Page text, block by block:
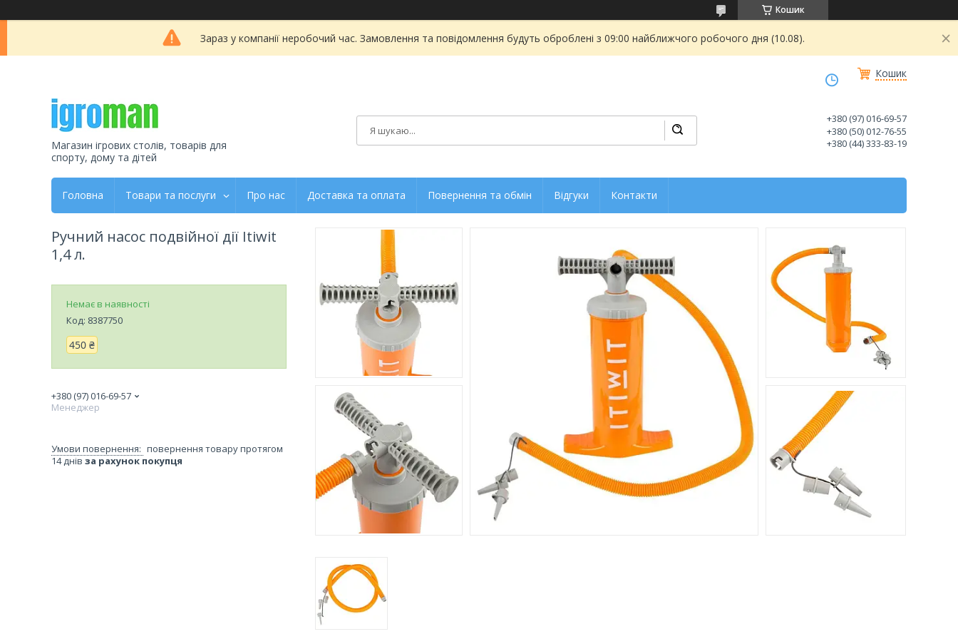
Кошик
Зараз у компанії неробочий час. Замовлення та повідомлення будуть оброблені з 09:00 найближчого робочого дня (10.08).
Кошик
Магазин ігрових столів, товарів для
спорту, дому та дітей
+380 (97) 016-69-57
+380 (50) 012-76-55
+380 (44) 333-83-19
Головна Товари та послуги Про нас Доставка та оплата Повернення та обмін Відгуки Контакти
Ручний насос подвійної дії Itiwit
1,4 л.
Немає в наявності
Код: 8387750
450 ₴
+380 (97) 016-69-57
Менеджер
повернення товару протягом
14 днів за рахунок покупця